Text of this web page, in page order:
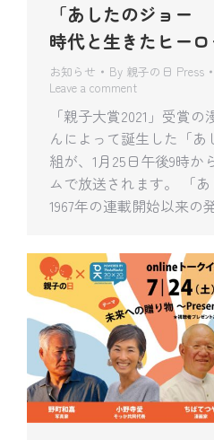
「あしたのジョー
時代と生きたヒーロ
お知らせ By 親子の日 Press
Leave a comment
「親子大賞2021」受賞
んによって誕生した「
組が、1月25日午後9時か
ムで放送されます。 「あ
1967年の連載開始以来